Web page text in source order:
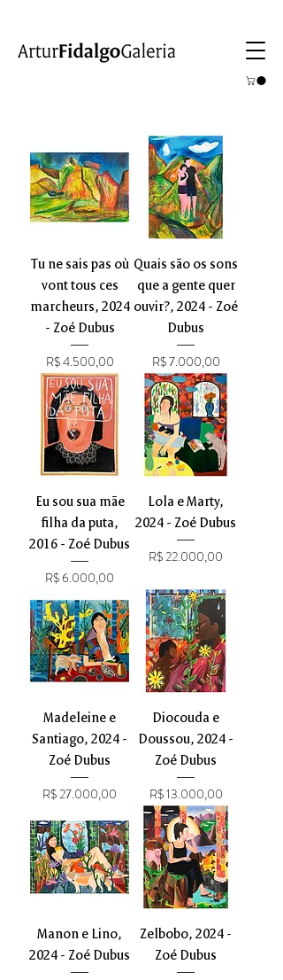
Tu ne sais pas où
vont tous ces
marcheurs, 2024
- Zoé Dubus
Preço
R$ 4.500,00
Quais são os sons
que a gente quer
ouvir?, 2024 - Zoé
Dubus
Preço
R$ 7.000,00
Eu sou sua mãe
filha da puta,
2016 - Zoé Dubus
Preço
R$ 6.000,00
Lola e Marty,
2024 - Zoé Dubus
Preço
R$ 22.000,00
Madeleine e
Santiago, 2024 -
Zoé Dubus
Preço
R$ 27.000,00
Diocouda e
Doussou, 2024 -
Zoé Dubus
Preço
R$ 13.000,00
Manon e Lino,
2024 - Zoé Dubus
Zelbobo, 2024 -
Zoé Dubus